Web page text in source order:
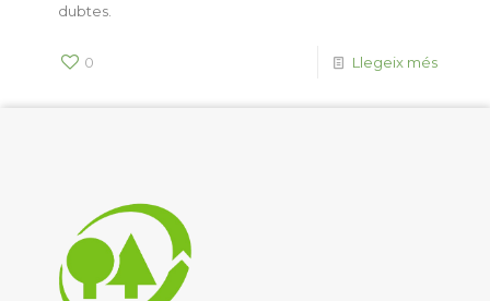
dubtes.
0 Llegeix més